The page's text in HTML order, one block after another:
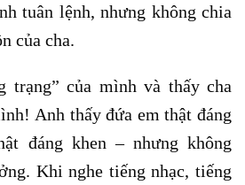
tuân lệnh, nhưng không chia
của cha.
trạng” của mình và thấy cha
Anh thấy đứa em thật đáng
đáng khen – nhưng không
Khi nghe tiếng nhạc, tiếng